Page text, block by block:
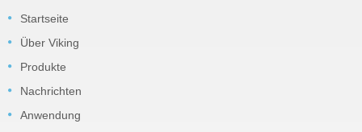
Startseite
Über Viking
Produkte
Nachrichten
Anwendung